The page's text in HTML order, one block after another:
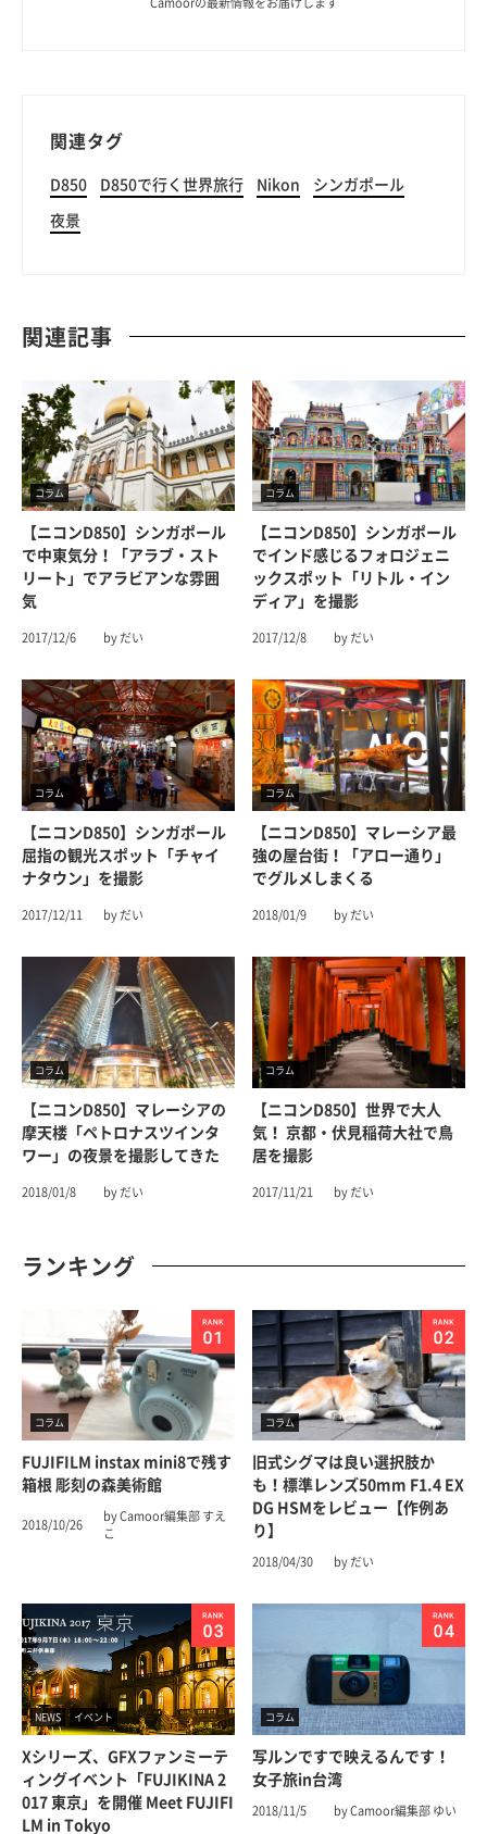
関連タグ
D850 D850で行く世界旅行 Nikon シンガポール
夜景
関連記事
コラム
【ニコンD850】シンガポール
で中東気分！「アラブ・スト
リート」でアラビアンな雰囲
気
2017/12/6 by だい
コラム
【ニコンD850】シンガポール
でインド感じるフォロジェニ
ックスポット「リトル・イン
ディア」を撮影
2017/12/8 by だい
コラム
【ニコンD850】シンガポール
屈指の観光スポット「チャイ
ナタウン」を撮影
2017/12/11 by だい
コラム
【ニコンD850】マレーシア最
強の屋台街！「アロー通り」
でグルメしまくる
2018/01/9 by だい
コラム
【ニコンD850】マレーシアの
摩天楼「ペトロナスツインタ
ワー」の夜景を撮影してきた
2018/01/8 by だい
コラム
【ニコンD850】世界で大人
気！ 京都・伏見稲荷大社で鳥
居を撮影
2017/11/21 by だい
ランキング
コラム
FUJIFILM instax mini8で残す
箱根 彫刻の森美術館
2018/10/26
by Camoor編集部 すえ
こ
コラム
旧式シグマは良い選択肢か
も！標準レンズ50mm F1.4 EX
DG HSMをレビュー【作例あ
り】
2018/04/30 by だい
NEWS イベント
Xシリーズ、GFXファンミーテ
ィングイベント「FUJIKINA 2
017 東京」を開催 Meet FUJIFI
LM in Tokyo
コラム
写ルンですで映えるんです！
女子旅in台湾
2018/11/5 by Camoor編集部 ゆい